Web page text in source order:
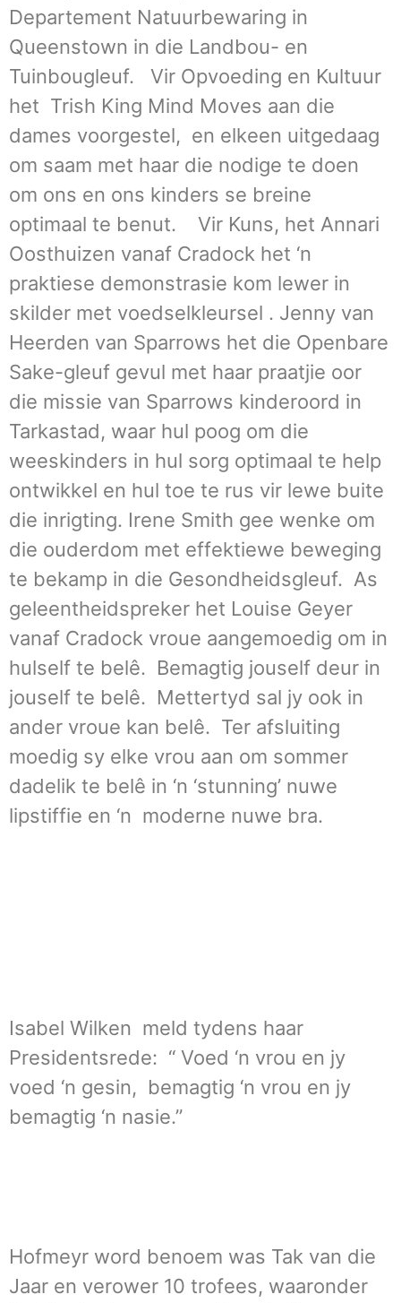
Departement Natuurbewaring in
Queenstown in die Landbou- en
Tuinbougleuf. Vir Opvoeding en Kultuur
het Trish King Mind Moves aan die
dames voorgestel, en elkeen uitgedaag
om saam met haar die nodige te doen
om ons en ons kinders se breine
optimaal te benut. Vir Kuns, het Annari
Oosthuizen vanaf Cradock het ‘n
praktiese demonstrasie kom lewer in
skilder met voedselkleursel . Jenny van
Heerden van Sparrows het die Openbare
Sake-gleuf gevul met haar praatjie oor
die missie van Sparrows kinderoord in
Tarkastad, waar hul poog om die
weeskinders in hul sorg optimaal te help
ontwikkel en hul toe te rus vir lewe buite
die inrigting. Irene Smith gee wenke om
die ouderdom met effektiewe beweging
te bekamp in die Gesondheidsgleuf. As
geleentheidspreker het Louise Geyer
vanaf Cradock vroue aangemoedig om in
hulself te belê. Bemagtig jouself deur in
jouself te belê. Mettertyd sal jy ook in
ander vroue kan belê. Ter afsluiting
moedig sy elke vrou aan om sommer
dadelik te belê in ‘n ‘stunning’ nuwe
lipstiffie en ‘n moderne nuwe bra.
Isabel Wilken meld tydens haar
Presidentsrede: “ Voed ‘n vrou en jy
voed ‘n gesin, bemagtig ‘n vrou en jy
bemagtig ‘n nasie.”
Hofmeyr word benoem was Tak van die
Jaar en verower 10 trofees, waaronder